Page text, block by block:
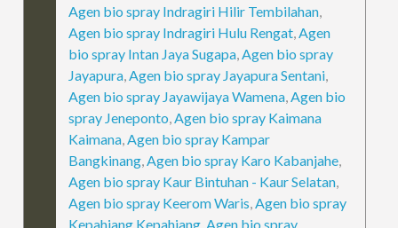
Agen bio spray Indragiri Hilir Tembilahan,
Agen bio spray Indragiri Hulu Rengat,Agen
bio spray Intan Jaya Sugapa,Agen bio spray
Jayapura,Agen bio spray Jayapura Sentani,
Agen bio spray Jayawijaya Wamena,Agen bio
spray Jeneponto,Agen bio spray Kaimana
Kaimana,Agen bio spray Kampar
Bangkinang,Agen bio spray Karo Kabanjahe,
Agen bio spray Kaur Bintuhan - Kaur Selatan,
Agen bio spray Keerom Waris,Agen bio spray
Kepahiang Kepahiang,Agen bio spray